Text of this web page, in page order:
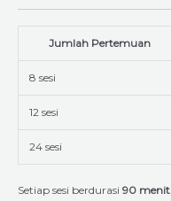
Jumlah Pertemuan
8 sesi
12 sesi
24 sesi
Setiap sesi berdurasi 90 menit